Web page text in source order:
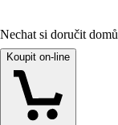
Nechat si doručit domů
Koupit on-line